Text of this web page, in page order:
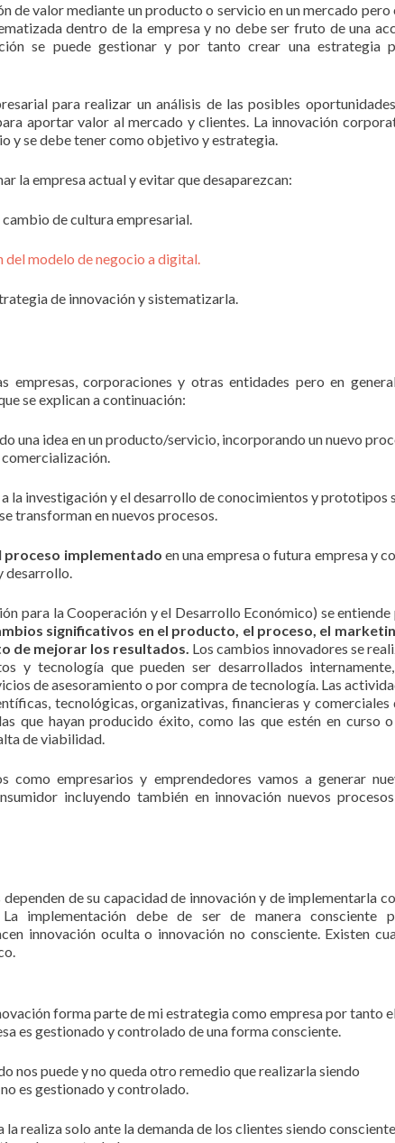
de valor mediante un producto o servicio en un mercado pero
dentro de la empresa y no debe ser fruto de una
se puede gestionar y por tanto crear una estrategia
para realizar un análisis de las posibles
aportar valor al mercado y clientes. La innovación
y se debe tener como objetivo y estrategia.
la empresa actual y evitar que desaparezcan:
de cultura empresarial.
del modelo de negocio a digital.
de innovación y sistematizarla.
empresas, corporaciones y otras entidades pero en
se explican a continuación:
una idea en un producto/servicio, incorporando un nuevo
la investigación y el desarrollo de conocimientos y prototipos
transforman en nuevos procesos.
proceso implementado en una empresa o futura empresa y
desarrollo.
para la Cooperación y el Desarrollo Económico) se
significativos en el producto, el proceso, el
de mejorar los resultados. Los cambios innovadores se
y tecnología que pueden ser desarrollados
de asesoramiento o por compra de tecnología. Las
tecnológicas, organizativas, financieras y comerciales
que hayan producido éxito, como las que estén en curso
de viabilidad.
empresarios y emprendedores vamos a generar
incluyendo también en innovación nuevos
de su capacidad de innovación y de implementarla
implementación debe de ser de manera consciente
innovación oculta o innovación no consciente. Existen
forma parte de mi estrategia como empresa por tanto
es gestionado y controlado de una forma consciente.
nos puede y no queda otro remedio que realizarla siendo
es gestionado y controlado.
la realiza solo ante la demanda de los clientes siendo consciente